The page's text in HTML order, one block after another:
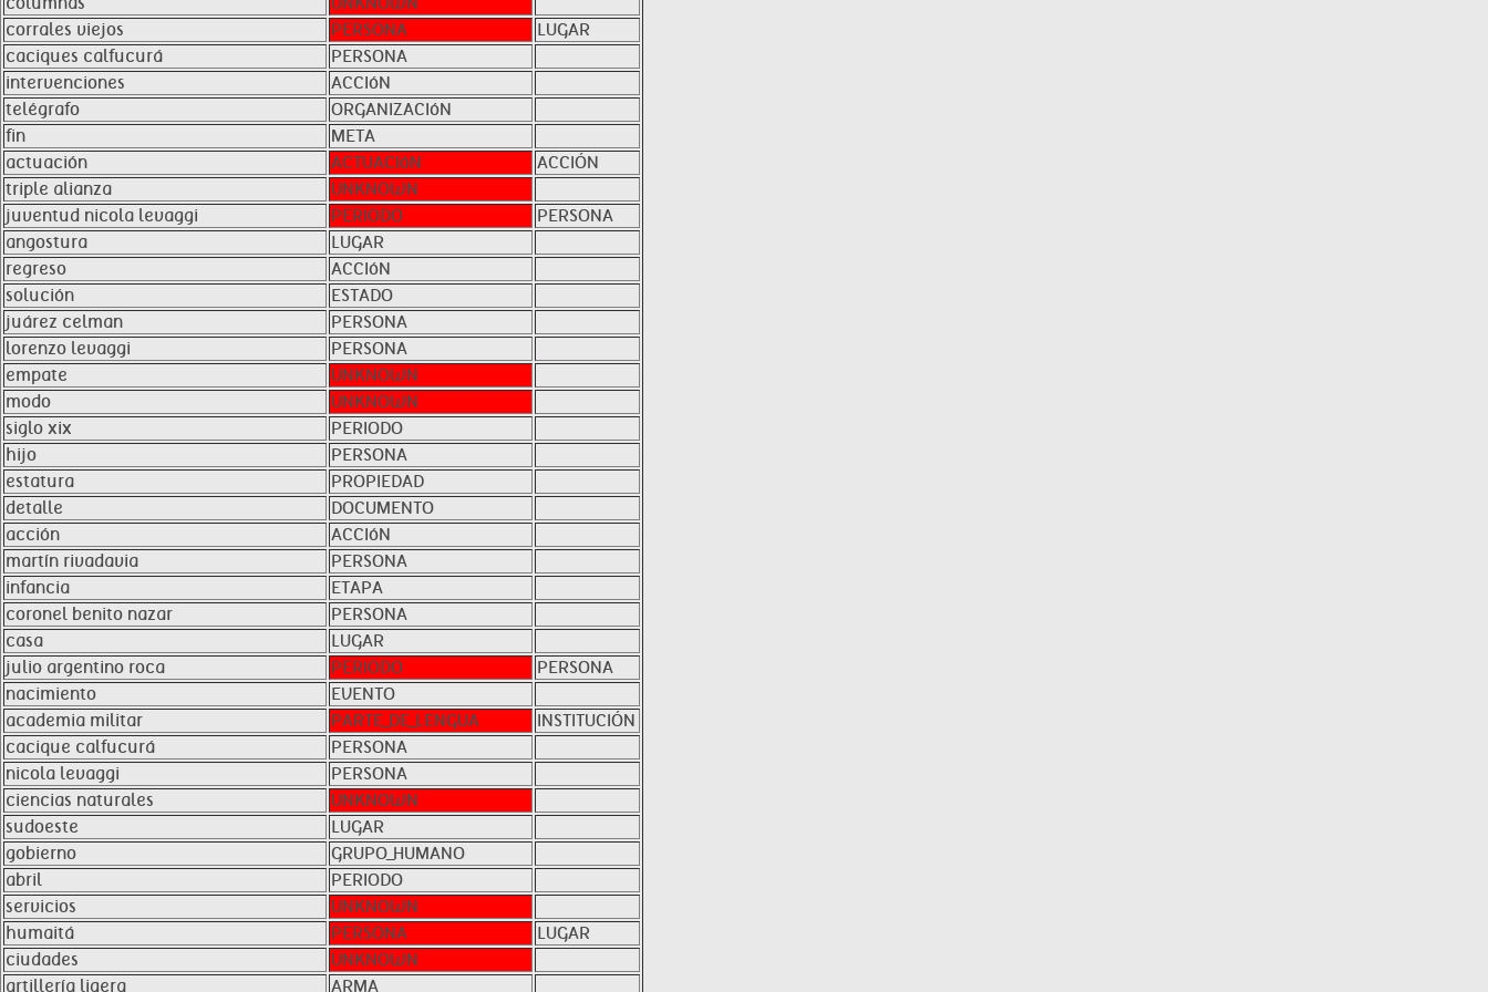
corrales viejos
PERSONA
LUGAR
caciques calfucurá
PERSONA
intervenciones
ACCIóN
telégrafo
ORGANIZACIóN
fin
META
actuación
ACTUACIóN
ACCIÓN
triple alianza
UNKNOWN
juventud nicola levaggi
PERIODO
PERSONA
angostura
LUGAR
regreso
ACCIóN
solución
ESTADO
juárez celman
PERSONA
lorenzo levaggi
PERSONA
empate
UNKNOWN
modo
UNKNOWN
siglo xix
PERIODO
hijo
PERSONA
estatura
PROPIEDAD
detalle
DOCUMENTO
acción
ACCIóN
martín rivadavia
PERSONA
infancia
ETAPA
coronel benito nazar
PERSONA
casa
LUGAR
julio argentino roca
PERIODO
PERSONA
nacimiento
EVENTO
academia militar
PARTE_DE_LENGUA
INSTITUCIÓN
cacique calfucurá
PERSONA
nicola levaggi
PERSONA
ciencias naturales
UNKNOWN
sudoeste
LUGAR
gobierno
GRUPO_HUMANO
abril
PERIODO
servicios
UNKNOWN
humaitá
PERSONA
LUGAR
ciudades
UNKNOWN
artillería ligera
ARMA